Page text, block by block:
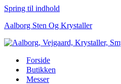
Spring til indhold
Aalborg Sten Og Krystaller
Forside
Butikken
Messer